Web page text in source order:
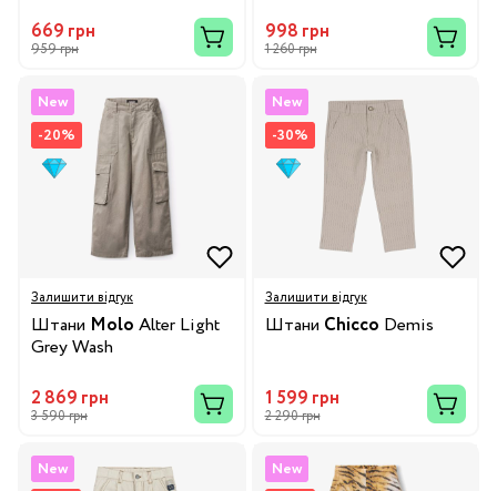
669 грн
959 грн
998 грн
1 260 грн
New
-20%
Залишити відгук
Штани Molo Alter Light
Grey Wash
2 869 грн
3 590 грн
New
-30%
Залишити відгук
Штани Chicco Demis
1 599 грн
2 290 грн
New
New